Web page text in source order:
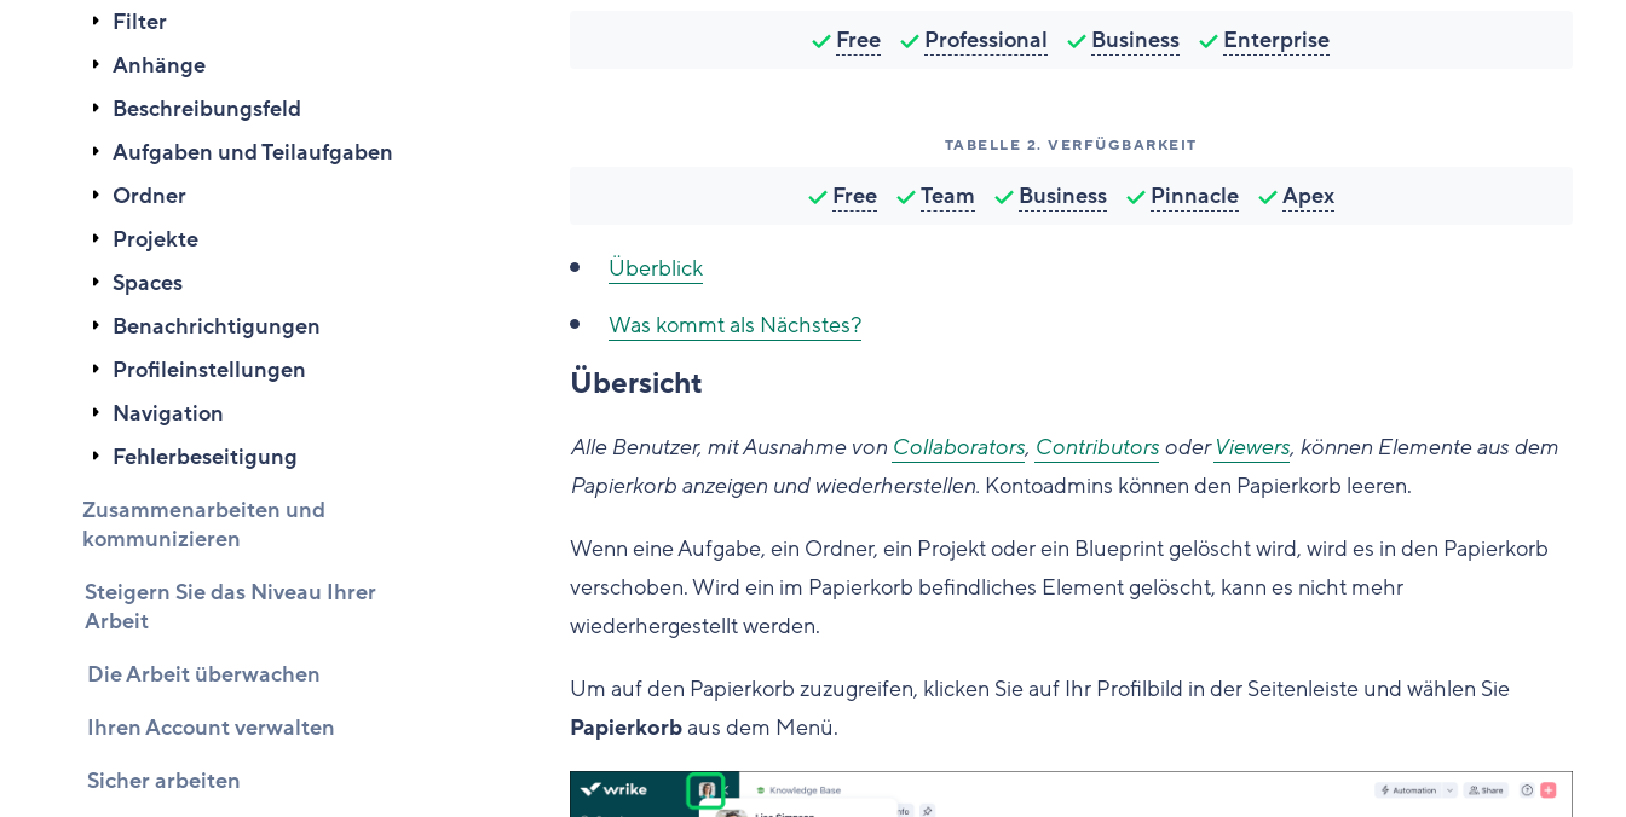
Filter
Anhänge
Beschreibungsfeld
Aufgaben und Teilaufgaben
Ordner
Projekte
Spaces
Benachrichtigungen
Profileinstellungen
Navigation
Fehlerbeseitigung
Zusammenarbeiten und
kommunizieren
Steigern Sie das Niveau Ihrer
Arbeit
Die Arbeit überwachen
Ihren Account verwalten
Sicher arbeiten
Free Professional Business Enterprise
TABELLE 2. VERFÜGBARKEIT
Free Team Business Pinnacle Apex
Überblick
Was kommt als Nächstes?
Übersicht
Alle Benutzer, mit Ausnahme von Collaborators, ContributorsoderViewers, können Elemente aus dem
Papierkorb anzeigen und wiederherstellen. Kontoadmins können den Papierkorb leeren.
Wenn eine Aufgabe, ein Ordner, ein Projekt oder ein Blueprint gelöscht wird, wird es in den Papierkorb
verschoben. Wird ein im Papierkorb befindliches Element gelöscht, kann es nicht mehr
wiederhergestellt werden.
Um auf den Papierkorb zuzugreifen, klicken Sie auf Ihr Profilbild in der Seitenleiste und wählen Sie
Papierkorbaus dem Menü.